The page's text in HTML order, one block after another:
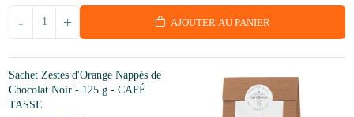
+
- AJOUTER AU PANIER
Sachet Zestes d'Orange Nappés de
Chocolat Noir - 125 g - CAFÉ
TASSE